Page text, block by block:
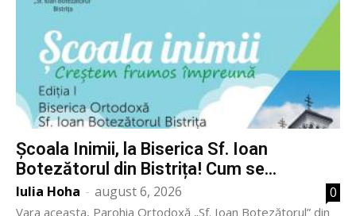
Școala Inimii, la Biserica Sf. Ioan
Botezătorul din Bistrița! Cum se...
Iulia Hoha - august 6, 2026 0
Vara aceasta, Parohia Ortodoxă „Sf. Ioan Botezătorul” din